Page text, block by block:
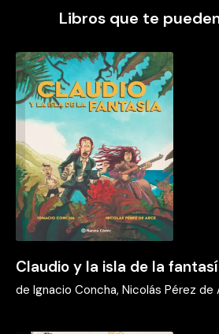
Libros que te
Claudio y la isla de la
de Ignacio Concha, Nicolás Pérez de